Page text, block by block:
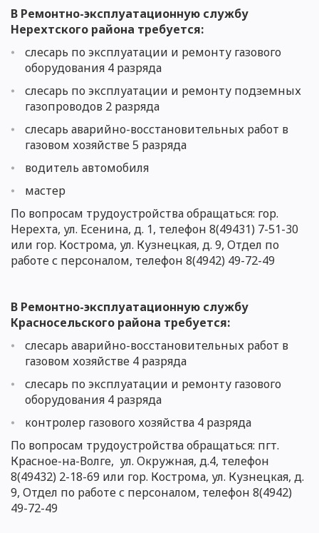
В Ремонтно-эксплуатационную службу
Нерехтского района требуется:
слесарь по эксплуатации и ремонту газового
оборудования 4 разряда
слесарь по эксплуатации и ремонту подземных
газопроводов 2 разряда
слесарь аварийно-восстановительных работ в
газовом хозяйстве 5 разряда
водитель автомобиля
мастер
По вопросам трудоустройства обращаться: гор.
Нерехта, ул. Есенина, д. 1, телефон 8(49431) 7-51-30
или гор. Кострома, ул. Кузнецкая, д. 9, Отдел по
работе с персоналом, телефон 8(4942) 49-72-49
В Ремонтно-эксплуатационную службу
Красносельского района требуется:
слесарь аварийно-восстановительных работ в
газовом хозяйстве 4 разряда
слесарь по эксплуатации и ремонту газового
оборудования 4 разряда
контролер газового хозяйства 4 разряда
По вопросам трудоустройства обращаться: пгт.
Красное-на-Волге, ул. Окружная, д.4, телефон
8(49432) 2-18-69 или гор. Кострома, ул. Кузнецкая, д.
9, Отдел по работе с персоналом, телефон 8(4942)
49-72-49